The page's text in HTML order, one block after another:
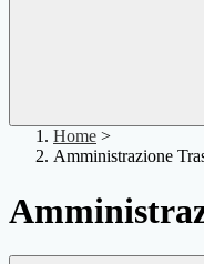
Home >
Amministrazione